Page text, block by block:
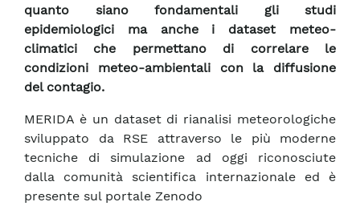
quanto siano fondamentali gli studi
epidemiologici ma anche i dataset meteo-
climatici che permettano di correlare le
condizioni meteo-ambientali con la diffusione
del contagio.
MERIDA è un dataset di rianalisi meteorologiche
sviluppato da RSE attraverso le più moderne
tecniche di simulazione ad oggi riconosciute
dalla comunità scientifica internazionale ed è
presente sul portale Zenodo